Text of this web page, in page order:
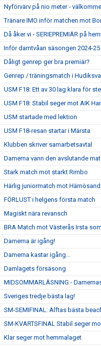
Nyförvärv på nio meter -
Tränare IMO inför matchen mot
Då åker vi - SERIEPREMIÄR på
Inför damtvåan säsongen 2024-25
Dåligt genrep ger bra premiär?
Genrep / träningsmatch i Hudiksvall
USM F18: Ett av 30 lag klara för
USM F18: Stabil seger mot AIK
USM startade med lektion
USM F18-resan startar i Märsta
Klubben skriver samarbetsavtal
Damerna vann den avslutande
Stark match mot starkt Rimbo
Härlig juniormatch mot Härnösand
FÖRLUST i helgens första match
Magiskt nära revansch
BRA Match mot Västerås Irsta
Damerna är igång!
Damerna kastar igång...
Damlagets försäsong
MIDSOMMARLÄSNING -
Sveriges tredje bästa lag!
SM-SEMIFINAL: Alftas bästa
SM-KVARTSFINAL Stabil seger
Klar seger mot hemmalaget